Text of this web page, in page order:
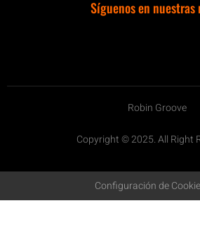
Síguenos en nuestras
Robin Groove
Copyright © 2025. All Right
Configuración de